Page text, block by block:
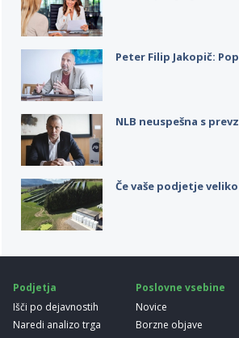
Peter Filip Jakopič:
NLB neuspešna s
Če vaše podjetje
Podjetja
Išči po dejavnostih
Naredi analizo trga
Poslovne vsebine
Novice
Borzne objave